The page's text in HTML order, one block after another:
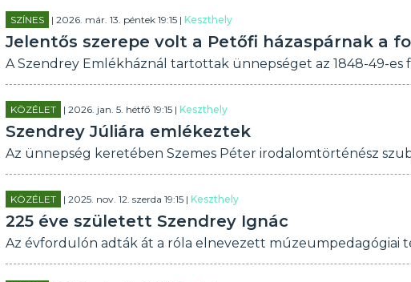
SZÍNES | 2026. már. 13. péntek 19:15 | Keszthely
Jelentős szerepe volt a Petőfi házaspárnak a
A Szendrey Emlékháznál tartottak ünnepséget az 1848-49-es
KÖZÉLET | 2026. jan. 5. hétfő 19:15 | Keszthely
Szendrey Júliára emlékeztek
Az ünnepség keretében Szemes Péter irodalomtörténész
KÖZÉLET | 2025. nov. 12. szerda 19:15 | Keszthely
225 éve született Szendrey Ignác
Az évfordulón adták át a róla elnevezett múzeumpedagógiai